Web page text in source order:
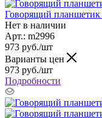
Говорящий планшетик
Нет в наличии
Арт.: m2996
973 руб./шт
Варианты цен
973 руб./шт
Подробности